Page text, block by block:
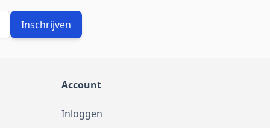
Inschrijven
Account
Inloggen